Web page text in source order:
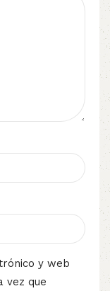
y web
vez que